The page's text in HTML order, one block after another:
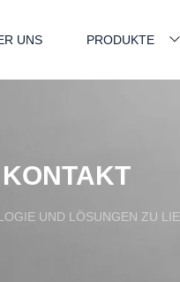
UNS PRODUKTE
KONTAKT
UND LÖSUNGEN ZU